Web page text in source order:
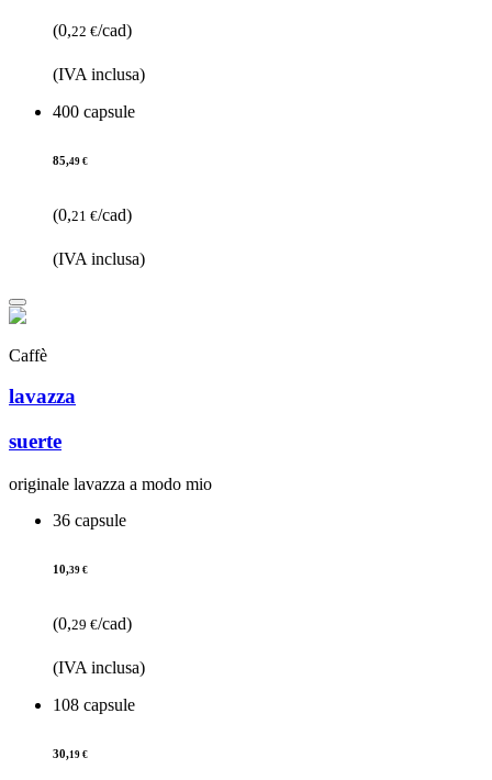
(0,22 €/cad)
(IVA inclusa)
400 capsule
85,49 €
(0,21 €/cad)
(IVA inclusa)
Caffè
lavazza
suerte
originale lavazza a modo mio
36 capsule
10,39 €
(0,29 €/cad)
(IVA inclusa)
108 capsule
30,19 €